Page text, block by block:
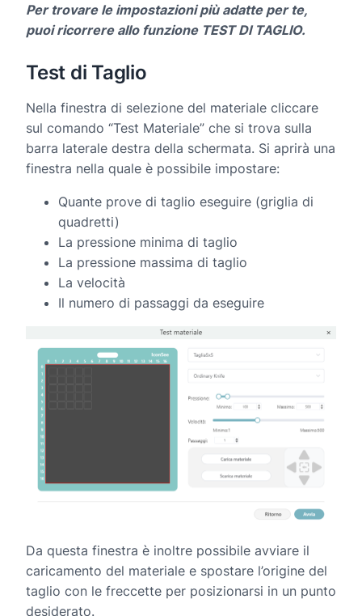
Per trovare le impostazioni più adatte per te,
puoi ricorrere allo funzione TEST DI TAGLIO.
Test di Taglio
Nella finestra di selezione del materiale cliccare
sul comando “Test Materiale” che si trova sulla
barra laterale destra della schermata. Si aprirà una
finestra nella quale è possibile impostare:
Quante prove di taglio eseguire (griglia di
quadretti)
La pressione minima di taglio
La pressione massima di taglio
La velocità
Il numero di passaggi da eseguire
Da questa finestra è inoltre possibile avviare il
caricamento del materiale e spostare l’origine del
taglio con le freccette per posizionarsi in un punto
desiderato.